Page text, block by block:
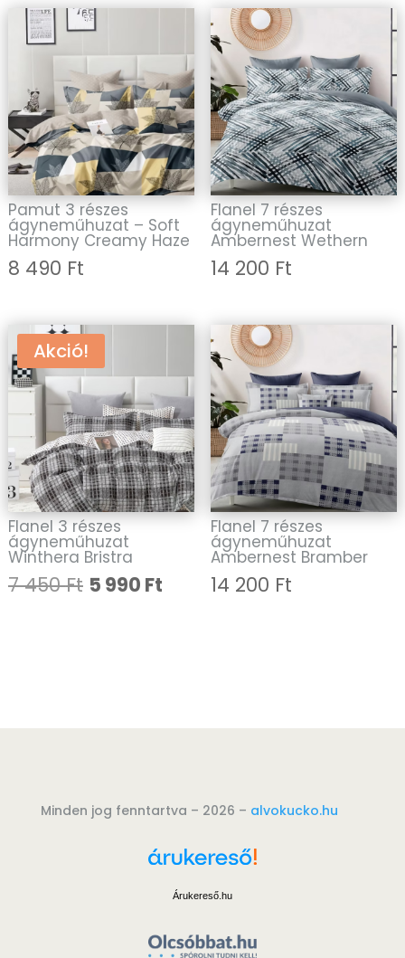
Pamut 3 részes
ágyneműhuzat – Soft
Harmony Creamy Haze
8 490 Ft
Flanel 7 részes
ágyneműhuzat
Ambernest Wethern
14 200 Ft
Akció!
Flanel 3 részes
ágyneműhuzat
Winthera Bristra
7 450Ft Original
5 990 FtCurrent
Flanel 7 részes
ágyneműhuzat
Ambernest Bramber
14 200 Ft
Minden jog fenntartva – 2026 – alvokucko.hu
Árukereső.hu